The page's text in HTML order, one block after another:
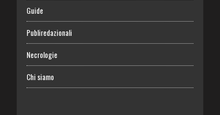
Guide
Publiredazionali
Necrologie
Chi siamo